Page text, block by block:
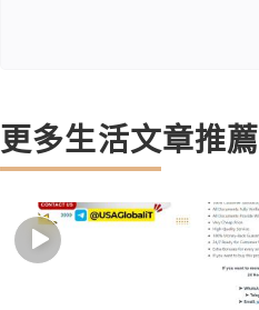
更多生活文章推薦